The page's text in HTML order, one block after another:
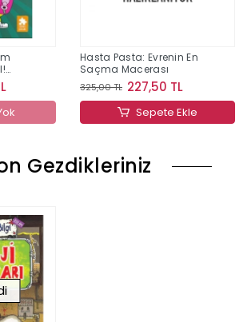
Hasta Pasta: Evrenin En
Saçma Macerası
325,00 TL 227,50 TL
Sepete Ekle
Gezdikleriniz